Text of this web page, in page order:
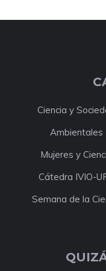
Ciencia y
Ambientales
Mujeres y
Cátedra IVIO-
Semana de la